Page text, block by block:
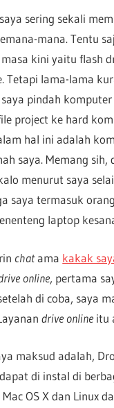
sering sekali
mana. Tentu
kini yaitu flash
Tetapi lama-lama
pindah
project ke hard
hal ini adalah
saya. Memang sih,
menurut saya
saya termasuk
laptop
chatama kakak
online, pertama
di coba, saya
drive onlineitu
maksud adalah,
di instal di
OS X dan Linux